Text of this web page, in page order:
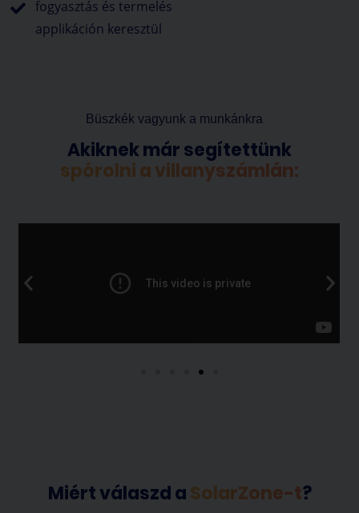
fogyasztás és termelés
applikáción keresztül
Büszkék vagyunk a munkánkra
Akiknek már segítettünk
spórolni a villanyszámlán:
Miért válaszd aSolarZone-t?